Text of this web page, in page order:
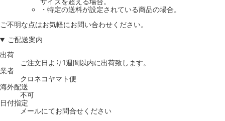
・特定の送料が設定されている商品の場合。
ご不明な点はお気軽にお問い合わせください。
ご配送案内
出荷
ご注文日より1週間以内に出荷致します。
業者
クロネコヤマト便
海外配送
不可
日付指定
メールにてお問合せください